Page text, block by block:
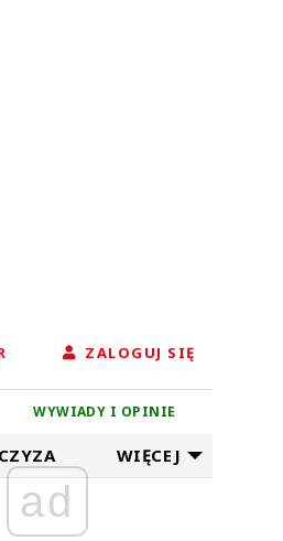
ZALOGUJ SIĘ
WYWIADY I OPINIE
WIĘCEJ
ad